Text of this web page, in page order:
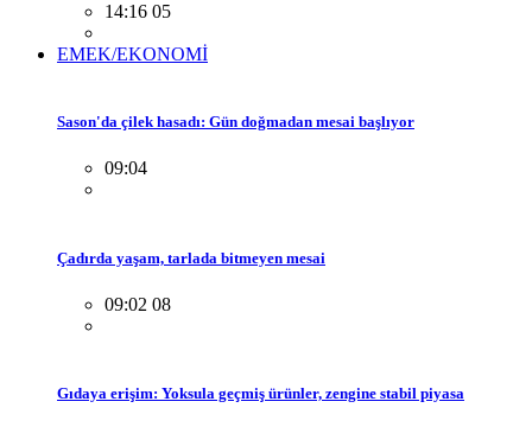
14:16 05
EMEK/EKONOMİ
Sason'da çilek hasadı: Gün doğmadan mesai başlıyor
09:04
Çadırda yaşam, tarlada bitmeyen mesai
09:02 08
Gıdaya erişim: Yoksula geçmiş ürünler, zengine stabil piyasa